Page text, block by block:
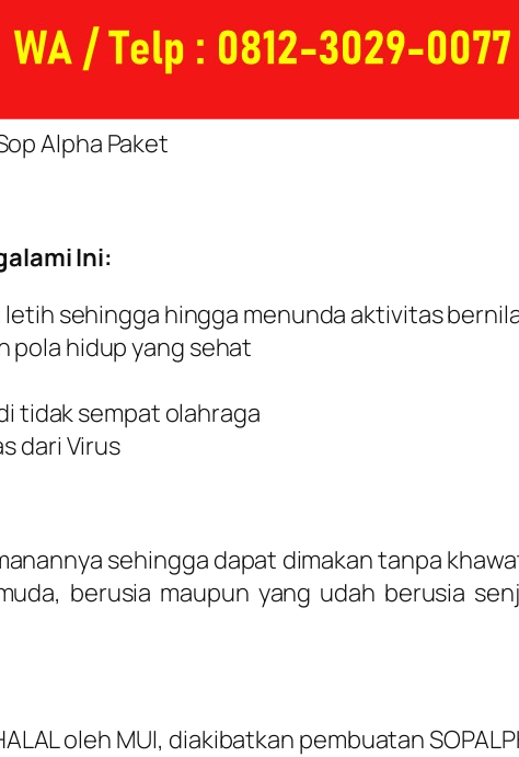
Alpha Paket
Ini:
sehingga hingga menunda aktivitas
pola hidup yang sehat
tidak sempat olahraga
dari Virus
sehingga dapat dimakan tanpa
berusia maupun yang udah berusia
oleh MUI, diakibatkan pembuatan